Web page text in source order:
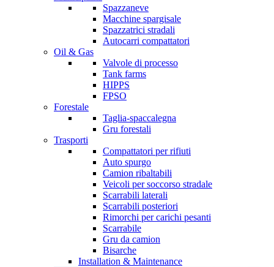
Spazzaneve
Macchine spargisale
Spazzatrici stradali
Autocarri compattatori
Oil & Gas
Valvole di processo
Tank farms
HIPPS
FPSO
Forestale
Taglia-spaccalegna
Gru forestali
Trasporti
Compattatori per rifiuti
Auto spurgo
Camion ribaltabili
Veicoli per soccorso stradale
Scarrabili laterali
Scarrabili posteriori
Rimorchi per carichi pesanti
Scarrabile
Gru da camion
Bisarche
Installation & Maintenance